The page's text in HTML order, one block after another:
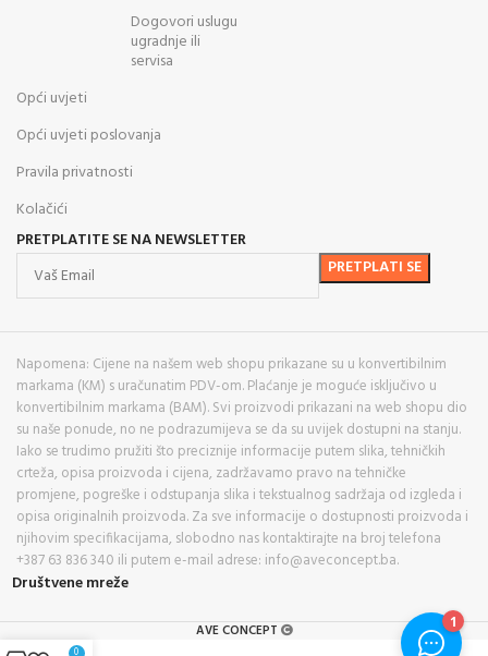
Dogovori uslugu
ugradnje ili
servisa
Opći uvjeti
Opći uvjeti poslovanja
Pravila privatnosti
Kolačići
PRETPLATITE SE NA NEWSLETTER
Napomena: Cijene na našem web shopu prikazane su u konvertibilnim
markama (KM) s uračunatim PDV-om. Plaćanje je moguće isključivo u
konvertibilnim markama (BAM). Svi proizvodi prikazani na web shopu dio
su naše ponude, no ne podrazumijeva se da su uvijek dostupni na stanju.
Iako se trudimo pružiti što preciznije informacije putem slika, tehničkih
crteža, opisa proizvoda i cijena, zadržavamo pravo na tehničke
promjene, pogreške i odstupanja slika i tekstualnog sadržaja od izgleda i
opisa originalnih proizvoda. Za sve informacije o dostupnosti proizvoda i
njihovim specifikacijama, slobodno nas kontaktirajte na broj telefona
+387 63 836 340 ili putem e-mail adrese: info@aveconcept.ba.
Društvene mreže
AVE CONCEPT
0